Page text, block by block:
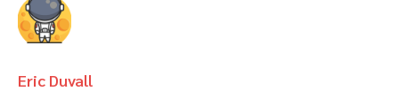
Eric Duvall